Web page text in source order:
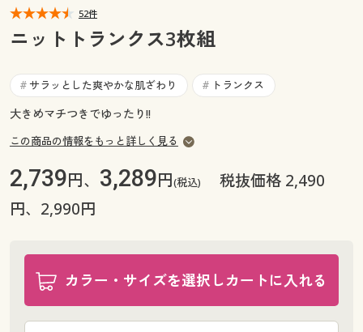
マイページ
お気に入り
サポート
ご利用ガイド
閲覧履歴
サポート
ご利用ガイド
よくある質問とお問い合わせ
52件
ニットトランクス3枚組
# サラッとした爽やかな肌ざわり # トランクス
大きめマチつきでゆったり!!
この商品の情報をもっと詳しく見る
2,739円、 3,289円(税込)
税抜価格 2,490
円、2,990円
カラー・サイズを選択しカートに入れる